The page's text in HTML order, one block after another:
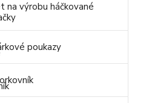
na výrobu háčkované
poukazy